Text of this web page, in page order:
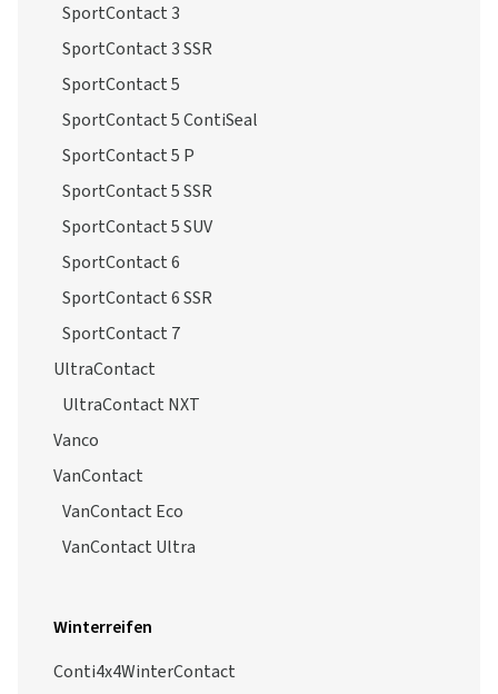
SportContact 3
SportContact 3 SSR
SportContact 5
SportContact 5 ContiSeal
SportContact 5 P
SportContact 5 SSR
SportContact 5 SUV
SportContact 6
SportContact 6 SSR
SportContact 7
UltraContact
UltraContact NXT
Vanco
VanContact
VanContact Eco
VanContact Ultra
Winterreifen
Conti4x4WinterContact